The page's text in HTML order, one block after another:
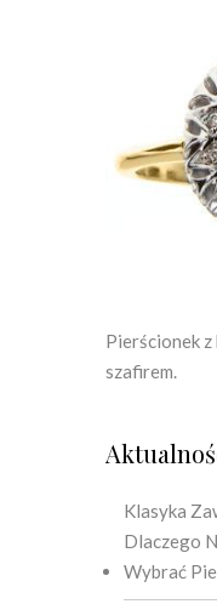
Pierścionek
szafirem.
Klasyka
Dlaczego
Wybrać